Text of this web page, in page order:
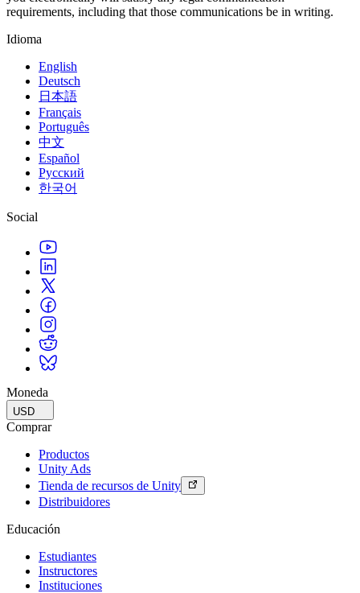
requirements, including that those communications be in writing.
Idioma
English
Deutsch
日本語
Français
Português
中文
Español
Русский
한국어
Social
Moneda
USD
Comprar
Productos
Unity Ads
Tienda de recursos de Unity
Distribuidores
Educación
Estudiantes
Instructores
Instituciones